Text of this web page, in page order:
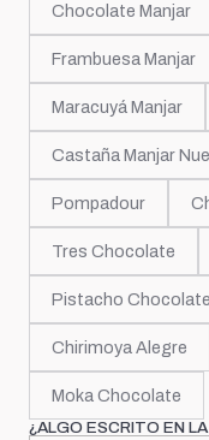
Chocolate Manjar
Frambuesa Manjar
Maracuyá Manjar
Castaña Manjar
Pompadour
Tres Chocolate
Pistacho Chocolate
Chirimoya Alegre
Moka Chocolate
¿ALGO ESCRITO EN